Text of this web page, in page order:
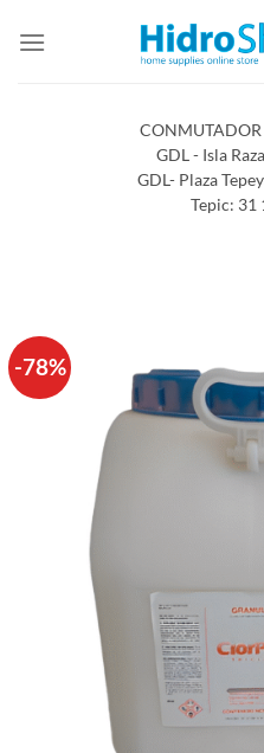
GDL - Isla
GDL- Plaza
Tepic: 31
-78%